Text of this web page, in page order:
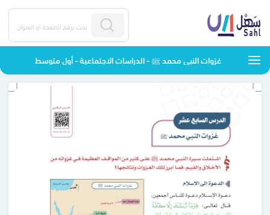
غزوات النبي محمد ﷺ - الدراسات الاجتماعية - أول متوسط